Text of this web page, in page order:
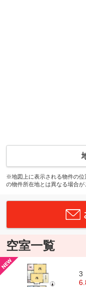
※地図上に表示される物件の位
の物件所在地とは異なる場合が
空室一覧
3